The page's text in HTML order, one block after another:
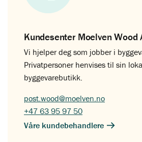
Kundesenter Moelven Wood
Vi hjelper deg som jobber i
Privatpersoner henvises til sin
byggevarebutikk.
post.wood@moelven.no
+47 63 95 97 50
Våre kundebehandlere